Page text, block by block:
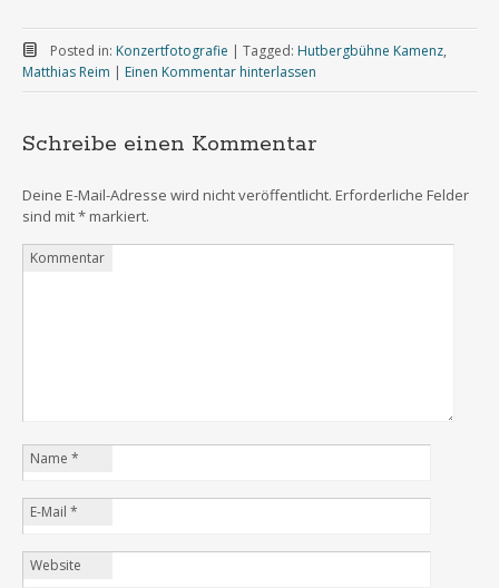
Posted in: Konzertfotografie | Tagged: Hutbergbühne Kamenz,
Matthias Reim | Einen Kommentar hinterlassen
Schreibe einen Kommentar
Deine E-Mail-Adresse wird nicht veröffentlicht. Erforderliche Felder
sind mit* markiert.
Kommentar
Name *
E-Mail *
Website